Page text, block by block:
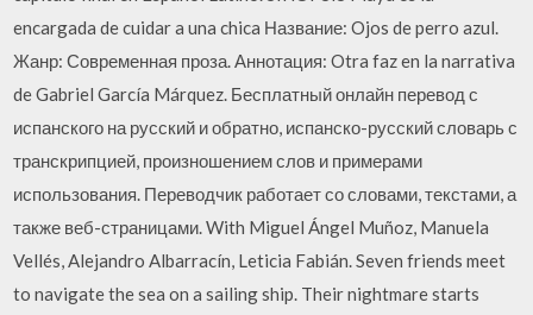
encargada de cuidar a una chica Название: Ojos de perro azul.
Жанр: Современная проза. Аннотация: Otra faz en la narrativa
de Gabriel García Márquez. Бесплатный онлайн перевод с
испанского на русский и обратно, испанско-русский словарь с
транскрипцией, произношением слов и примерами
использования. Переводчик работает со словами, текстами, а
также веб-страницами. With Miguel Ángel Muñoz, Manuela
Vellés, Alejandro Albarracín, Leticia Fabián. Seven friends meet
to navigate the sea on a sailing ship. Their nightmare starts